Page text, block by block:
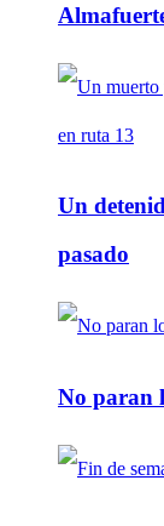
Un
pasado
No paran